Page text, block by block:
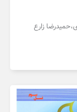
زارع